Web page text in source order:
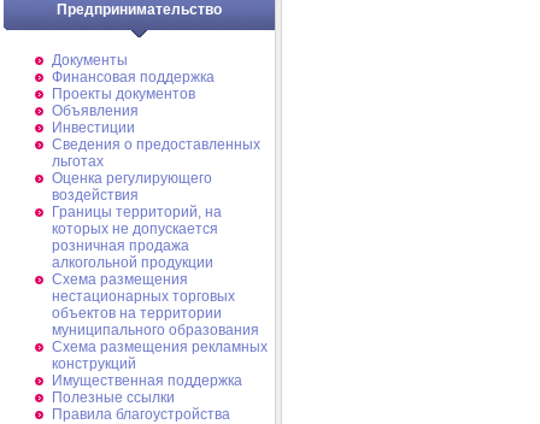
Предпринимательство
Документы
Финансовая поддержка
Проекты документов
Объявления
Инвестиции
Сведения о предоставленных
льготах
Оценка регулирующего
воздействия
Границы территорий, на
которых не допускается
розничная продажа
алкогольной продукции
Схема размещения
нестационарных торговых
объектов на территории
муниципального образования
Схема размещения рекламных
конструкций
Имущественная поддержка
Полезные ссылки
Правила благоустройства